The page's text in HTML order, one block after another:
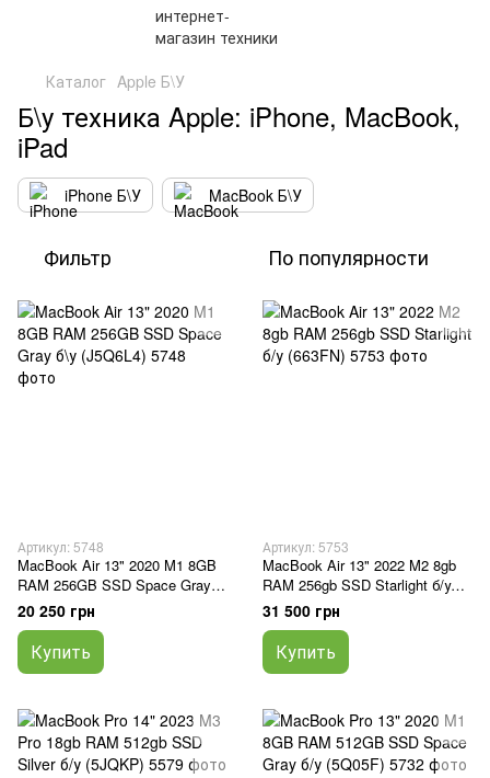
Каталог Apple Б\У
Б\у техника Apple: iPhone, MacBook,
iPad
iPhone Б\У MacBook Б\У
Фильтр По популярности
Артикул: 5748
MacBook Air 13" 2020 M1 8GB
RAM 256GB SSD Space Gray
б\у (J5Q6L4)
20 250 грн
Купить
Артикул: 5753
MacBook Air 13" 2022 M2 8gb
RAM 256gb SSD Starlight б/у
(663FN)
31 500 грн
Купить